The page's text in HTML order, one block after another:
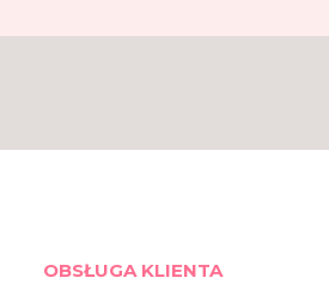
OBSŁUGA KLIENTA